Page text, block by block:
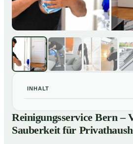
INHALT
01Reinigungsservice Bern –
für Privathaushalte und Büros
Reinigungsservice Bern –
Sauberkeit für